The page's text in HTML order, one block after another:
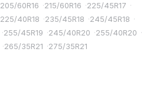
205/60R16 ·215/60R16 ·225/45R17 ·
225/40R18 ·235/45R18 ·245/45R18 ·
·255/45R19 ·245/40R20 ·255/40R20 ·
·265/35R21 ·275/35R21